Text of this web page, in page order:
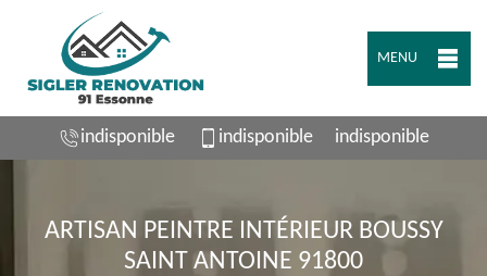
MENU
indisponible indisponible indisponible
ARTISAN PEINTRE INTÉRIEUR BOUSSY
SAINT ANTOINE 91800